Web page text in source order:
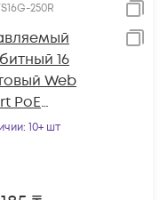
250R
16
Web
PoE
: 10+ шт